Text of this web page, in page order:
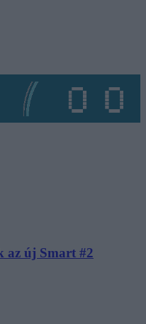
az új Smart #2